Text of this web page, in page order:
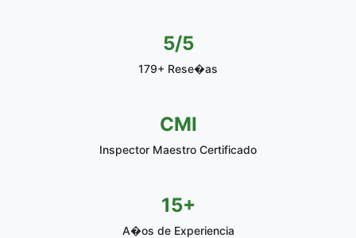
5/5
179+ Rese�as
CMI
Inspector Maestro Certificado
15+
A�os de Experiencia